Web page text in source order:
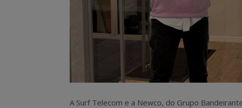
A Surf Telecom e a Newco, do Grupo